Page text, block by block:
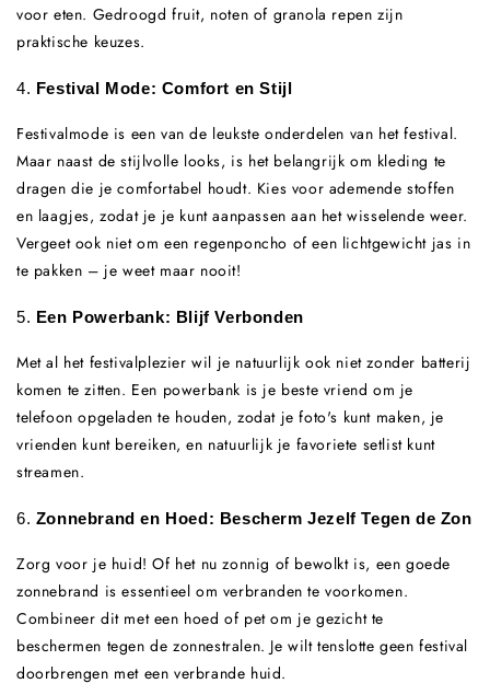
voor eten. Gedroogd fruit, noten of granola repen zijn
praktische keuzes.
4. Festival Mode: Comfort en Stijl
Festivalmode is een van de leukste onderdelen van het festival.
Maar naast de stijlvolle looks, is het belangrijk om kleding te
dragen die je comfortabel houdt. Kies voor ademende stoffen
en laagjes, zodat je je kunt aanpassen aan het wisselende weer.
Vergeet ook niet om een regenponcho of een lichtgewicht jas in
te pakken – je weet maar nooit!
5. Een Powerbank: Blijf Verbonden
Met al het festivalplezier wil je natuurlijk ook niet zonder batterij
komen te zitten. Een powerbank is je beste vriend om je
telefoon opgeladen te houden, zodat je foto's kunt maken, je
vrienden kunt bereiken, en natuurlijk je favoriete setlist kunt
streamen.
6. Zonnebrand en Hoed: Bescherm Jezelf Tegen de Zon
Zorg voor je huid! Of het nu zonnig of bewolkt is, een goede
zonnebrand is essentieel om verbranden te voorkomen.
Combineer dit met een hoed of pet om je gezicht te
beschermen tegen de zonnestralen. Je wilt tenslotte geen festival
doorbrengen met een verbrande huid.